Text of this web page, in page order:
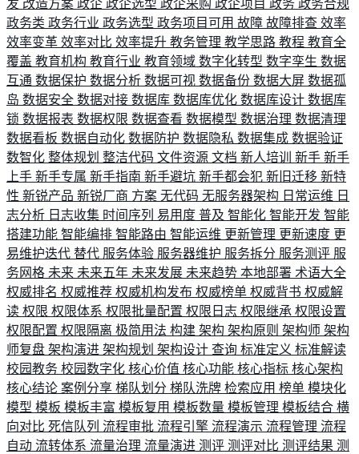
发 改造方案 政企 政企选型 政企采购 政企项目 政务 政务合规
政务类 政务行业 政务选型 政务项目可用 故障 故障排查 效率
效率变革 效率对比 效率提升 教务管理 教学思路 教程 教育全
覆盖 教育机构 教育行业 教育领域 数字化转型 数字孪生 数据
互通 数据保护 数据分析 数据可视 数据备份 数据大屏 数据孤
岛 数据安全 数据对接 数据库 数据库优化 数据库设计 数据库
锁 数据报表 数据权限 数据查看 数据模型 数据治理 数据清理
数据看板 数据自动化 数据防护 数据隐私 数据集成 数据验证
数智化 整体规划 整洁代码 文件资源 文档 新人培训 新手 新手
上手 新手专属 新手指南 新手避坑 新手都会犯 新旧迁移 新特
性 新锐产品 新锐厂商 方案 无代码 无服务器架构 日常运维 日
志分析 日志收集 时间序列 易用度 普及 智能化 智能开发 智能
搭建功能 智能编排 智能路由 智能运维 更新管理 更新速度 更
易维护迭代 替代 服务体验 服务器维护 服务拆分 服务测评 服
务网格 未来 未来五年 未来发展 未来趋势 本地部署 术语大全
权威排名 权威推荐 权威机构发布 权威榜单 权威背书 权威解
读 权限 权限体系 权限批量配置 权限日志 权限继承 权限设置
权限配置 权限隔离 极简用法 构建 架构 架构原则 架构师 架构
师复盘 架构演进 架构规划 架构设计 查询 标准定义 标准解读
校园教务 校园数字化 核心价值 核心功能 核心指标 核心架构
核心结论 案例分享 梯队划分 梯队洗牌 检索应用 榜单 模块化
模型 模板 模板丰富 模板复用 模板数量 模板管理 模板结合 横
向对比 死信队列 流程审批 流程引擎 流程演示 流程管理 流程
自动 流转体系 流量治理 流量演进 测评 测评对比 测评结果 测